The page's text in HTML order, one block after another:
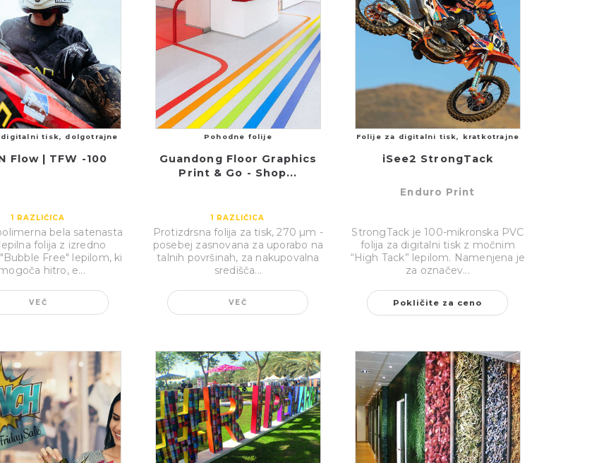
digitalni tisk, dolgotrajne
Flow | TFW -100
1 RAZLIČICA
bela satenasta
folija z izredno
Free″ lepilom, ki
hitro, e...
VEČ
Pohodne folije
Guandong Floor Graphics
Print & Go - Shop...
1 RAZLIČICA
Protizdrsna folija za tisk, 270 µm -
posebej zasnovana za uporabo na
talnih površinah, za nakupovalna
središča...
VEČ
Folije za digitalni tisk, kratkotrajne
iSee2 StrongTack
Enduro Print
StrongTack je 100-mikronska PVC
folija za digitalni tisk z močnim
“High Tack” lepilom. Namenjena je
za označev...
Pokličite za ceno